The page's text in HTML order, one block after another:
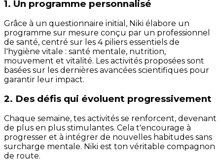
1. Un programme personnalisé
Grâce à un questionnaire initial, Niki élabore un
programme sur mesure conçu par un professionnel
de santé, centré sur les 4 piliers essentiels de
l'hygiène vitale : santé mentale, nutrition,
mouvement et vitalité. Les activités proposées sont
basées sur les dernières avancées scientifiques pour
garantir leur impact.
2. Des défis qui évoluent progressivement
Chaque semaine, tes activités se renforcent, devenant
de plus en plus stimulantes. Cela t'encourage à
progresser et à intégrer de nouvelles habitudes sans
surcharge mentale. Niki est ton véritable compagnon
de route.